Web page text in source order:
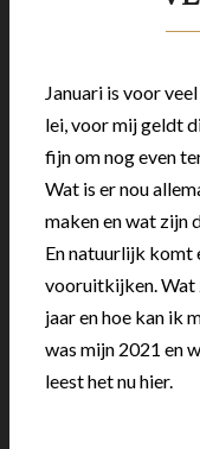
Januari is voor
lei, voor mij geldt
fijn om nog even
Wat is er nou
maken en wat zijn
En natuurlijk komt
vooruitkijken. Wat
jaar en hoe kan ik
was mijn 2021 en
leest het nu hier.